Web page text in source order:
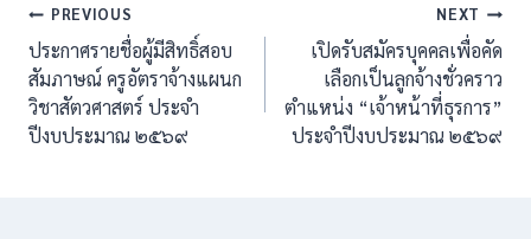
แนะแนว
เรื่อง
PREVIOUS
ประกาศรายชื่อผู้มีสิทธิ์สอบ
สัมภาษณ์ ครูอัตราจ้างแผนก
วิชาสัตวศาสตร์ ประจำ
ปีงบประมาณ ๒๕๖๙
NEXT
เปิดรับสมัครบุคคลเพื่อคัด
เลือกเป็นลูกจ้างชั่วคราว
ตำแหน่ง “เจ้าหน้าที่ธุรการ”
ประจำปีงบประมาณ ๒๕๖๙